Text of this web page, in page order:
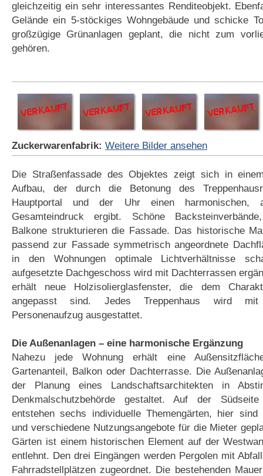
gleichzeitig ein sehr interessantes Renditeobjekt.
Gelände ein 5-stöckiges Wohngebäude und schicke
großzügige Grünanlagen geplant, die nicht zum
gehören.
Zuckerwarenfabrik: Weitere Bilder ansehen
Die Straßenfassade des Objektes zeigt sich in
Aufbau, der durch die Betonung des
Hauptportal und der Uhr einen harmonischen,
Gesamteindruck ergibt. Schöne
Balkone strukturieren die Fassade. Das historische
passend zur Fassade symmetrisch angeordnete
in den Wohnungen optimale Lichtverhältnisse
aufgesetzte Dachgeschoss wird mit Dachterrassen
erhält neue Holzisolierglasfenster, die dem
angepasst sind. Jedes Treppenhaus wird
Personenaufzug ausgestattet.
Die Außenanlagen – eine harmonische Ergänzung
Nahezu jede Wohnung erhält eine
Gartenanteil, Balkon oder Dachterrasse. Die
der Planung eines Landschaftsarchitekten in
Denkmalschutzbehörde gestaltet. Auf der
entstehen sechs individuelle Themengärten, hier sind
und verschiedene Nutzungsangebote für die Mieter
Gärten ist einem historischen Element auf der
entlehnt. Den drei Eingängen werden Pergolen mit
Fahrradstellplätzen zugeordnet. Die bestehenden